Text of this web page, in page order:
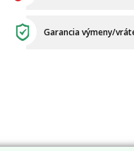
Garancia výmeny/